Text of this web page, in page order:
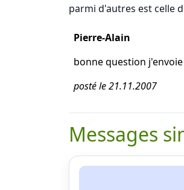
parmi d'autres est celle
Pierre-Alain
bonne question
posté le 21.11.2007
Messages